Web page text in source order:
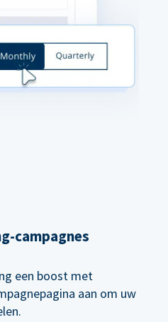
campagnes
een boost met
aan om uw